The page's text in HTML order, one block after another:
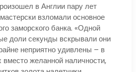
в Англии пару лет
взломали основное
заморского банка. «Одной
доли секунды вскрывали они
неприятно удивлены – в
желанной наличности,